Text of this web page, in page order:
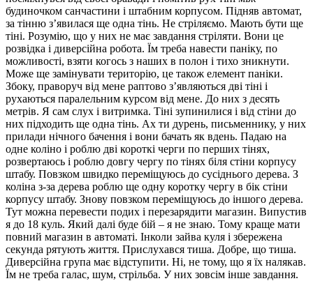
будиночком санчастини і штабним корпусом. Підняв автомат,
за тінню з’явилася ще одна тінь. Не стріляємо. Мають бути ще
тіні. Розумію, що у них не має завдання стріляти. Вони це
розвідка і диверсійна робота. Їм треба навести паніку, по
можливості, взяти когось з наших в полон і тихо зникнути.
Може ще замінувати територію, це також елемент паніки.
Збоку, праворуч від мене раптово з’являються дві тіні і
рухаються паралельним курсом від мене. До них з десять
метрів. Я сам слух і витримка. Тіні зупинилися і від стіни до
них підходить ще одна тінь. Ах ти дурень, письменнику, у них
прилади нічного бачення і вони бачать як вдень. Падаю на
одне коліно і роблю дві короткі черги по перших тінях,
розвертаюсь і роблю довгу чергу по тінях біля стіни корпусу
штабу. Повзком швидко переміщуюсь до сусіднього дерева. З
коліна з-за дерева роблю ще одну коротку чергу в бік стіни
корпусу штабу. Знову повзком переміщуюсь до іншого дерева.
Тут можна перевести подих і перезарядити магазин. Випустив
я до 18 куль. Який далі буде бій – я не знаю. Тому краще мати
повний магазин в автоматі. Інколи зайва куля і збережена
секунда рятують життя. Прислухався тиша. Добре, що тиша.
Диверсійна група має відступити. Ні, не тому, що я їх налякав.
Їм не треба галас, шум, стрільба. У них зовсім інше завдання.